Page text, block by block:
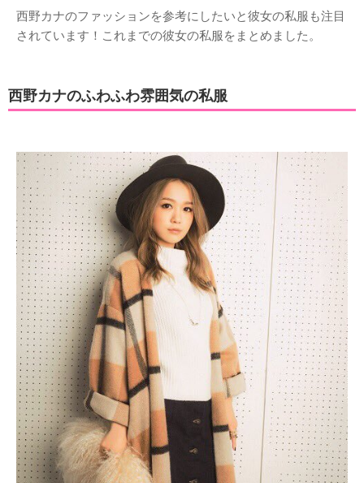
西野カナのファッションを参考にしたいと彼女の私服も注目
されています！これまでの彼女の私服をまとめました。
西野カナのふわふわ雰囲気の私服